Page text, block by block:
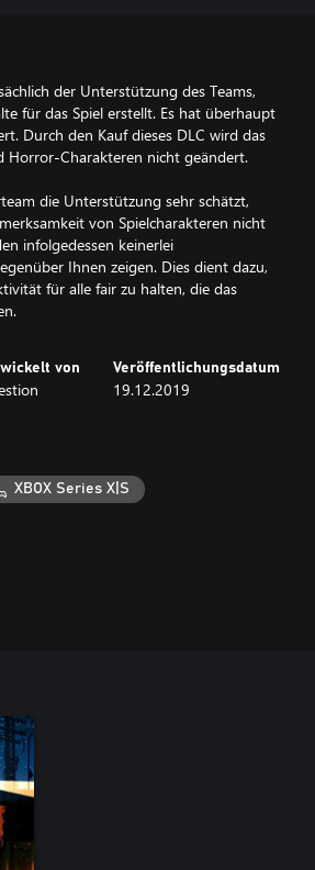
der Unterstützung des Teams,
für das Spiel erstellt. Es hat überhaupt
Durch den Kauf dieses DLC wird das
Horror-Charakteren nicht geändert.
die Unterstützung sehr schätzt,
von Spielcharakteren nicht
infolgedessen keinerlei
Ihnen zeigen. Dies dient dazu,
für alle fair zu halten, die das
von Veröffentlichungsdatum
19.12.2019
XBOX Series X|S